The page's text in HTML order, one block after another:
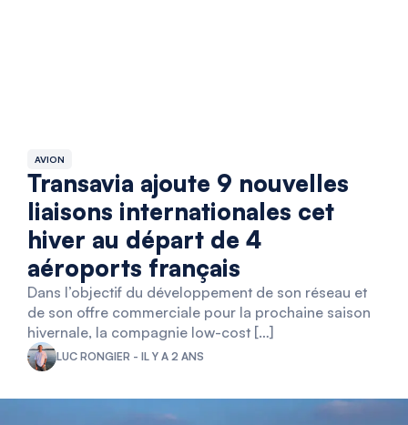
AVION
Transavia ajoute 9 nouvelles
liaisons internationales cet
hiver au départ de 4
aéroports français
Dans l’objectif du développement de son réseau et
de son offre commerciale pour la prochaine saison
hivernale, la compagnie low-cost […]
LUC RONGIER - IL Y A 2 ANS